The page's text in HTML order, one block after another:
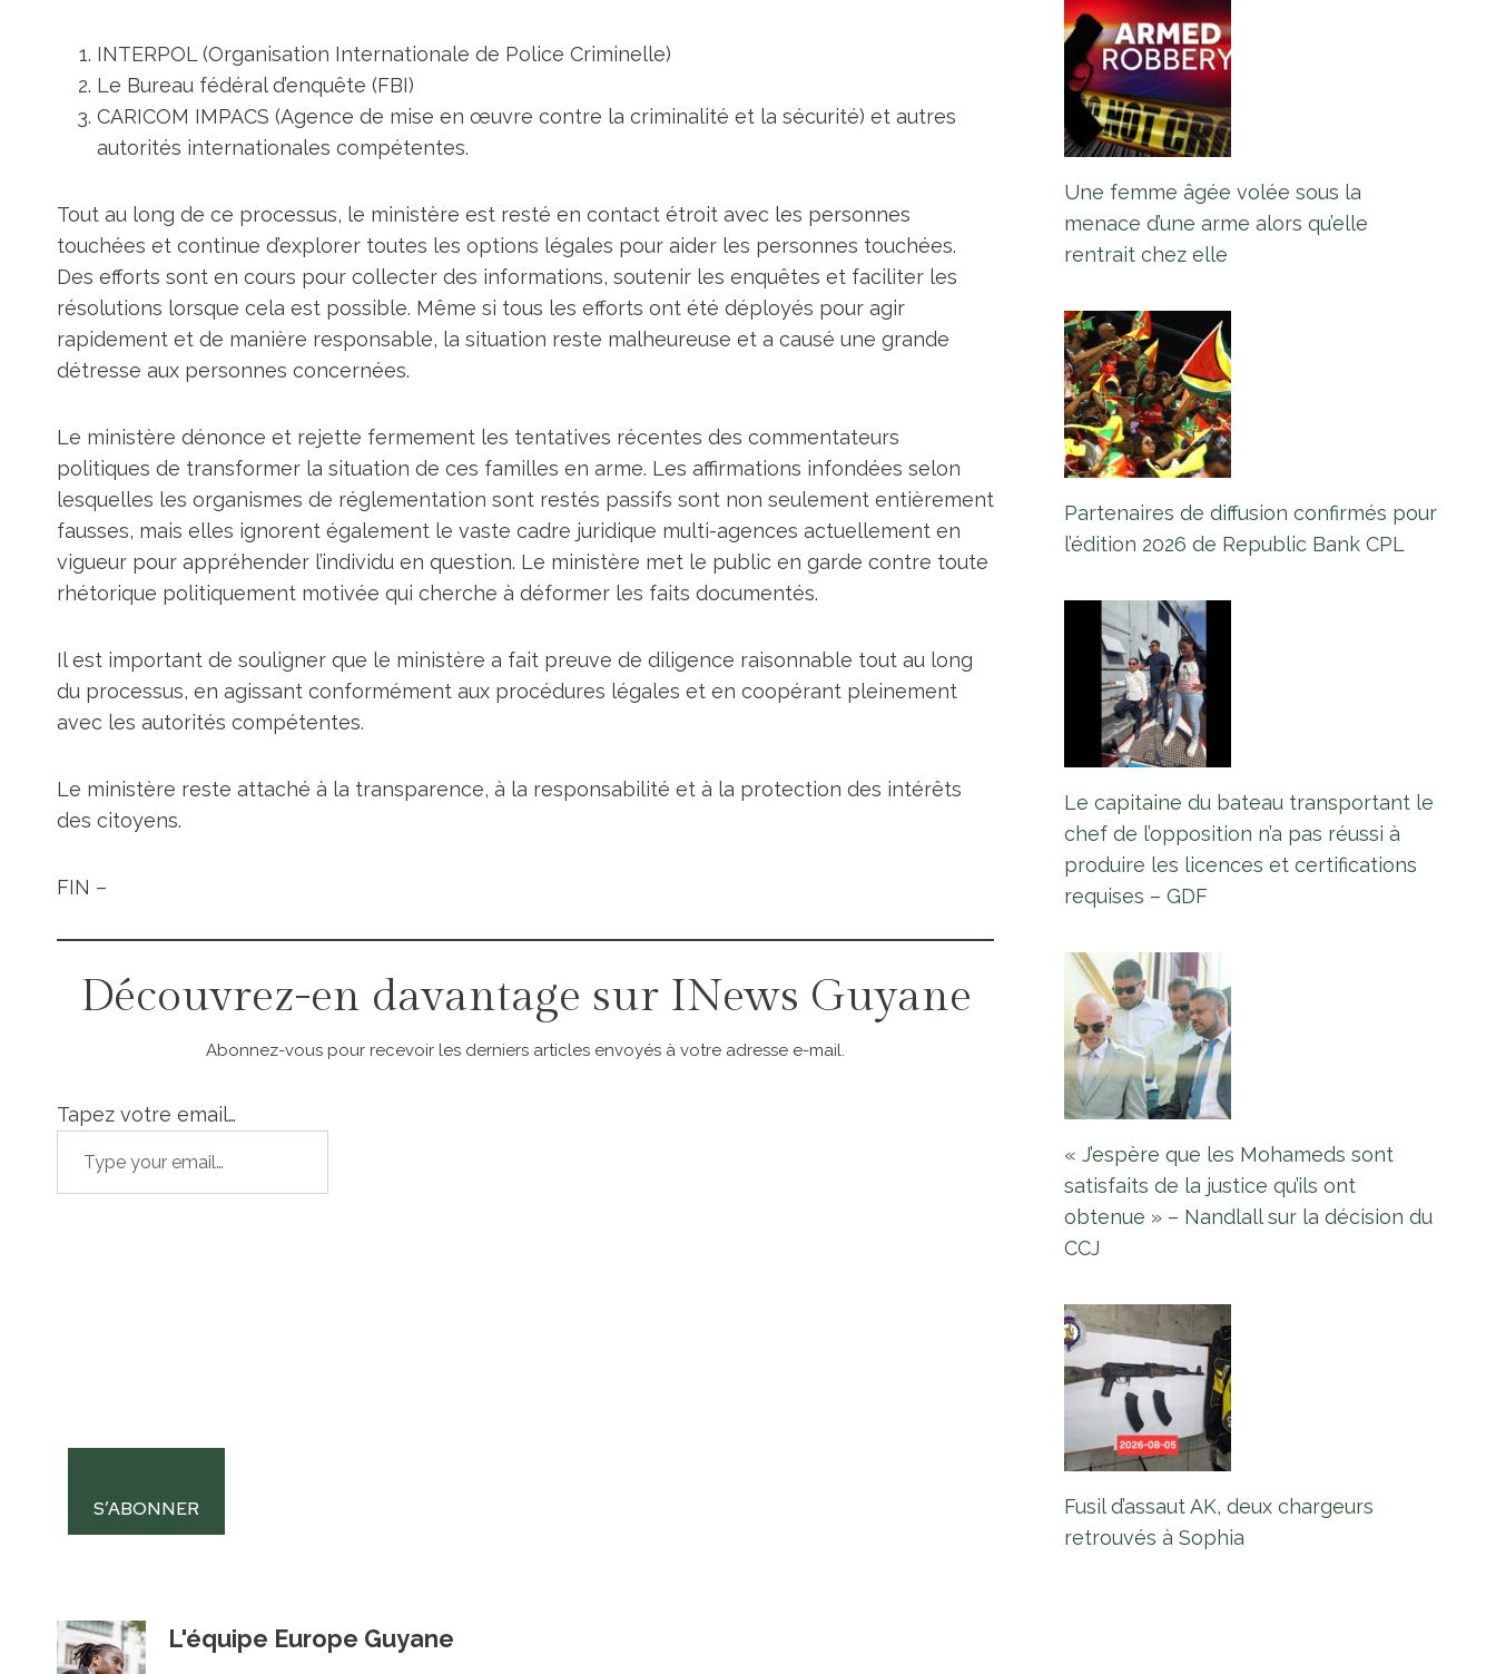
INTERPOL (Organisation Internationale de Police Criminelle)
Le Bureau fédéral d’enquête (FBI)
CARICOM IMPACS (Agence de mise en œuvre contre la criminalité et la sécurité) et autres
autorités internationales compétentes.
Tout au long de ce processus, le ministère est resté en contact étroit avec les personnes
touchées et continue d’explorer toutes les options légales pour aider les personnes touchées.
Des efforts sont en cours pour collecter des informations, soutenir les enquêtes et faciliter les
résolutions lorsque cela est possible. Même si tous les efforts ont été déployés pour agir
rapidement et de manière responsable, la situation reste malheureuse et a causé une grande
détresse aux personnes concernées.
Le ministère dénonce et rejette fermement les tentatives récentes des commentateurs
politiques de transformer la situation de ces familles en arme. Les affirmations infondées selon
lesquelles les organismes de réglementation sont restés passifs sont non seulement entièrement
fausses, mais elles ignorent également le vaste cadre juridique multi-agences actuellement en
vigueur pour appréhender l’individu en question. Le ministère met le public en garde contre toute
rhétorique politiquement motivée qui cherche à déformer les faits documentés.
Il est important de souligner que le ministère a fait preuve de diligence raisonnable tout au long
du processus, en agissant conformément aux procédures légales et en coopérant pleinement
avec les autorités compétentes.
Le ministère reste attaché à la transparence, à la responsabilité et à la protection des intérêts
des citoyens.
FIN –
Découvrez-en davantage sur INews Guyane
Abonnez-vous pour recevoir les derniers articles envoyés à votre adresse e-mail.
Tapez votre email…
S’ABONNER
L'équipe Europe Guyane
Une femme âgée volée sous la
menace d’une arme alors qu’elle
rentrait chez elle
Partenaires de diffusion confirmés pour
l’édition 2026 de Republic Bank CPL
Le capitaine du bateau transportant le
chef de l’opposition n’a pas réussi à
produire les licences et certifications
requises – GDF
« J’espère que les Mohameds sont
satisfaits de la justice qu’ils ont
obtenue » – Nandlall sur la décision du
CCJ
Fusil d’assaut AK, deux chargeurs
retrouvés à Sophia